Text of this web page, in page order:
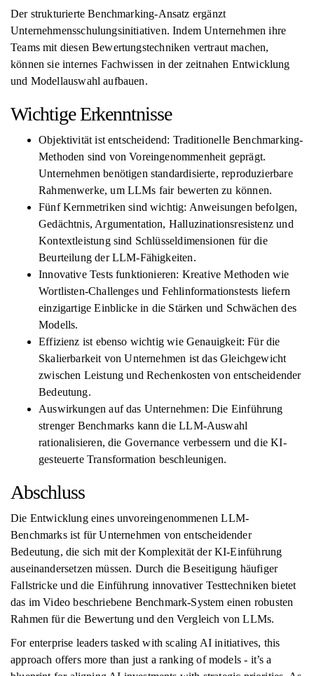
Der strukturierte Benchmarking-Ansatz ergänzt
Unternehmensschulungsinitiativen. Indem Unternehmen ihre
Teams mit diesen Bewertungstechniken vertraut machen,
können sie internes Fachwissen in der zeitnahen Entwicklung
und Modellauswahl aufbauen.
Wichtige Erkenntnisse
Objektivität ist entscheidend: Traditionelle Benchmarking-
Methoden sind von Voreingenommenheit geprägt.
Unternehmen benötigen standardisierte, reproduzierbare
Rahmenwerke, um LLMs fair bewerten zu können.
Fünf Kernmetriken sind wichtig: Anweisungen befolgen,
Gedächtnis, Argumentation, Halluzinationsresistenz und
Kontextleistung sind Schlüsseldimensionen für die
Beurteilung der LLM-Fähigkeiten.
Innovative Tests funktionieren: Kreative Methoden wie
Wortlisten-Challenges und Fehlinformationstests liefern
einzigartige Einblicke in die Stärken und Schwächen des
Modells.
Effizienz ist ebenso wichtig wie Genauigkeit: Für die
Skalierbarkeit von Unternehmen ist das Gleichgewicht
zwischen Leistung und Rechenkosten von entscheidender
Bedeutung.
Auswirkungen auf das Unternehmen: Die Einführung
strenger Benchmarks kann die LLM-Auswahl
rationalisieren, die Governance verbessern und die KI-
gesteuerte Transformation beschleunigen.
Abschluss
Die Entwicklung eines unvoreingenommenen LLM-
Benchmarks ist für Unternehmen von entscheidender
Bedeutung, die sich mit der Komplexität der KI-Einführung
auseinandersetzen müssen. Durch die Beseitigung häufiger
Fallstricke und die Einführung innovativer Testtechniken bietet
das im Video beschriebene Benchmark-System einen robusten
Rahmen für die Bewertung und den Vergleich von LLMs.
For enterprise leaders tasked with scaling AI initiatives, this
approach offers more than just a ranking of models - it’s a